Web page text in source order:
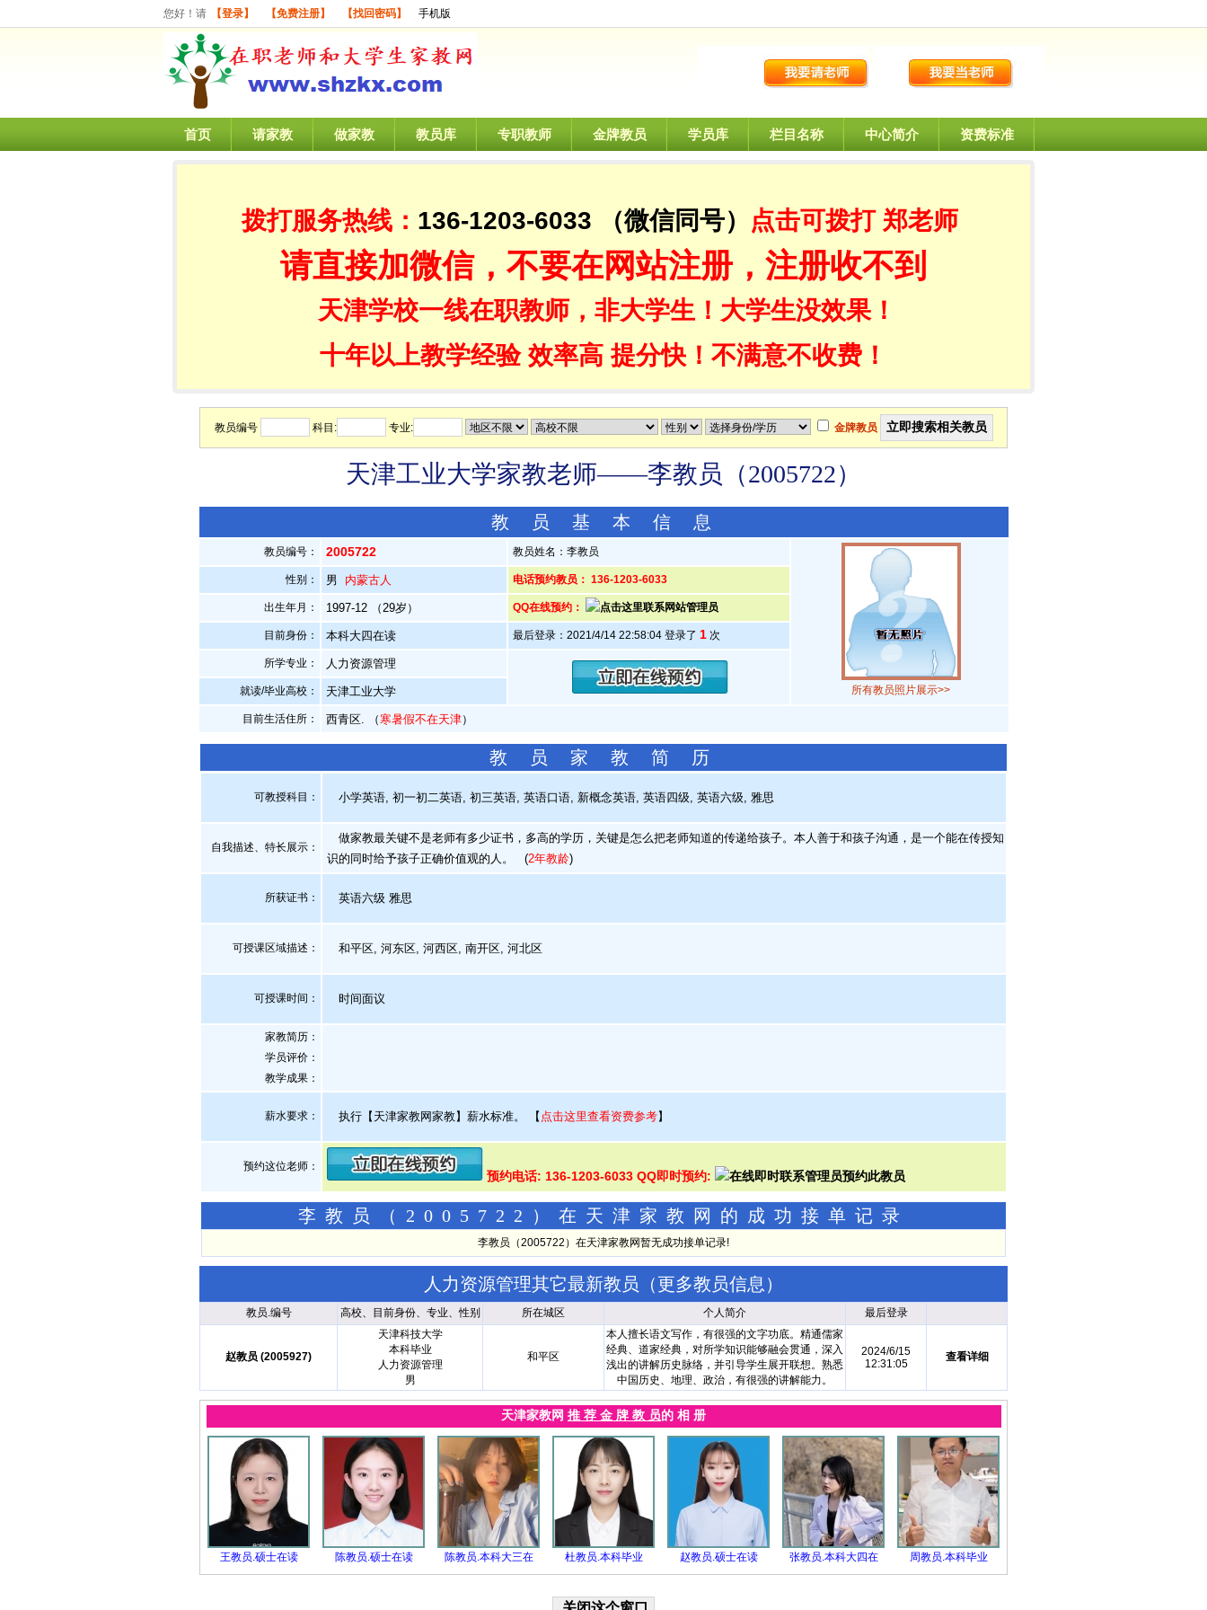
您好！请 【登录】 【免费注册】 【找回密码】 手机版
首页 请家教 做家教 教员库 专职教师 金牌教员 学员库 栏目名称 中心简介 资费标准
拨打服务热线： 136-1203-6033 （微信同号） 点击可拨打 郑老师
请直接加微信，不要在网站注册，注册收不到
天津学校一线在职教师，非大学生！大学生没效果！
十年以上教学经验 效率高 提分快！不满意不收费！
教员编号 科目: 专业: 金牌教员
天津工业大学家教老师——李教员（2005722）
教 员 基 本 信 息
教员编号： 2005722 教员姓名：李教员
所有教员照片展示>>
性别： 男 内蒙古人 电话预约教员： 136-1203-6033
出生年月： 1997-12 （29岁） QQ在线预约：
目前身份： 本科大四在读 最后登录：2021/4/14 22:58:04 登录了 1次
所学专业： 人力资源管理
就读/毕业高校： 天津工业大学
目前生活住所： 西青区. （寒暑假不在天津）
教 员 家 教 简 历
可教授科目： 小学英语, 初一初二英语, 初三英语, 英语口语, 新概念英语, 英语四级, 英语六级, 雅思
自我描述、特长展示 ：
做家教最关键不是老师有多少证书，多高的学历，关键是怎么把老师知道的传递给孩子。本人善于和孩子沟通，是一个能在传授知
识的同时给予孩子正确价值观的人。
(2年教龄)
所获证书 ： 英语六级 雅思
可授课区域描述： 和平区, 河东区, 河西区, 南开区, 河北区
可授课时间： 时间面议
家教简历：
学员评价：
教学成果：
薪水要求： 执行【天津家教网家教】薪水标准。 【 点击这里查看资费参考】
预约这位老师：
预约电话: 136-1203-6033 QQ即时预约:
李教员（2005722）在天津家教网的成功接单记录
李教员（2005722）在天津家教网暂无成功接单记录!
人力资源管理其它最新教员（更多教员信息 ）
教员.编号 高校、目前身份、专业、性别 所在城区 个人简介 最后登录
赵教员 (2005927)
天津科技大学
本科毕业
人力资源管理
男
和平区
本人擅长语文写作，有很强的文字功底。精通儒家
经典、道家经典，对所学知识能够融会贯通，深入
浅出的讲解历史脉络，并引导学生展开联想。熟悉
中国历史、地理、政治，有很强的讲解能力。
2024/6/15
12:31:05
查看详细
天津家教网 推 荐 金 牌 教 员的 相 册
王教员.硕士在读 陈教员.硕士在读 陈教员.本科大三在 杜教员.本科毕业 赵教员.硕士在读 张教员.本科大四在 周教员.本科毕业